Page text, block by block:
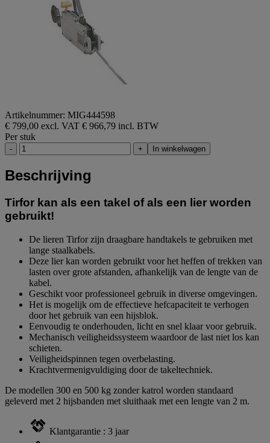
Artikelnummer: MIG444598
€ 799,00 excl. VAT € 966,79 incl. BTW
Per stuk
- + In winkelwagen
Beschrijving
Tirfor kan als een takel of als een lier worden
gebruikt!
De lieren Tirfor zijn draagbare handtakels te gebruiken met
lange staalkabels.
Deze lier kan worden gebruikt voor het heffen of trekken van
lasten over grote afstanden, afhankelijk van de lengte van de
kabel.
Geschikt voor professioneel gebruik in diverse omgevingen.
Het is mogelijk om de effectieve hefcapaciteit te verhogen
door het gebruik van een hijsblok.
Eenvoudig te onderhouden, licht en snel klaar voor gebruik.
Mechanisch veiligheidssysteem waardoor de last niet los kan
schieten.
Veiligheidspinnen tegen overbelasting.
Krachtvermenigvuldiging door de takeltechniek.
De modellen 300 en 500 kg zonder katrol worden standaard
geleverd met 2 hijsbanden met sluithaak met een lengte van 2 m.
Klantgarantie : 3 jaar